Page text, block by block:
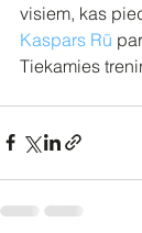
visiem, kas
Kaspars Rū
Tiekamies